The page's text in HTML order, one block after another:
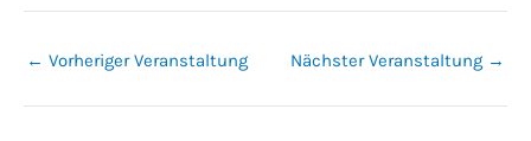
← Vorheriger Veranstaltung Nächster Veranstaltung →